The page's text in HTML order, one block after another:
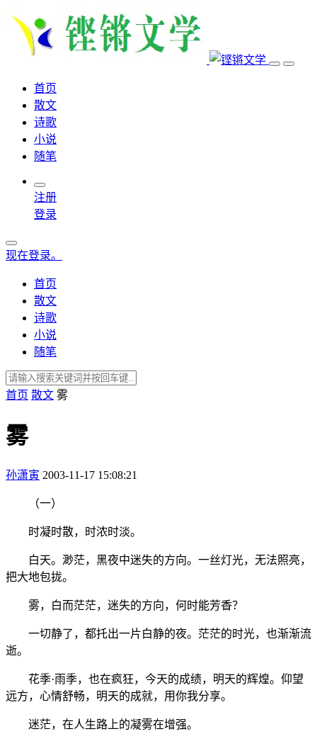
首页
散文
诗歌
小说
随笔
注册
登录
现在登录。
首页
散文
诗歌
小说
随笔
首页 散文 雾
雾
孙潇寅 2003-11-17 15:08:21
（一）
时凝时散，时浓时淡。
白天。渺茫，黑夜中迷失的方向。一丝灯光，无法照亮，
把大地包拢。
雾，白而茫茫，迷失的方向，何时能芳香？
一切静了，都托出一片白静的夜。茫茫的时光，也渐渐流
逝。
花季·雨季，也在疯狂，今天的成绩，明天的辉煌。仰望
远方，心情舒畅，明天的成就，用你我分享。
迷茫，在人生路上的凝雾在增强。